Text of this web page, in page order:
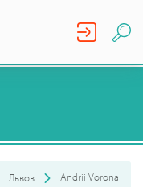
Львов Andrii Vorona